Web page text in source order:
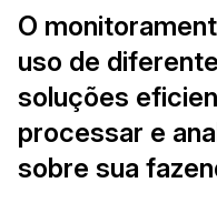
O
uso de
soluções
processar e
sobre sua